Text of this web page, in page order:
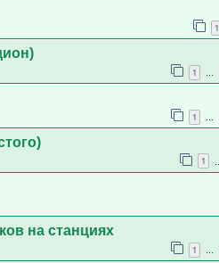
1
1 …
1
1
на станциях
1 …